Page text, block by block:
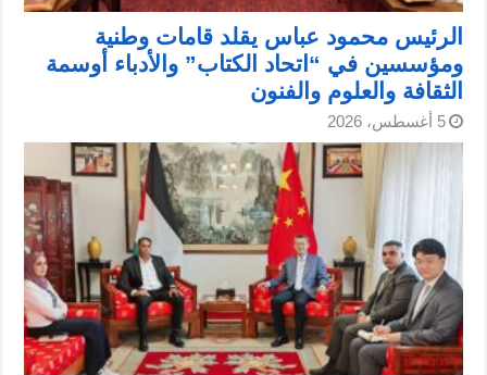
الرئيس محمود عباس يقلد قامات وطنية
ومؤسسين في “اتحاد الكتاب” والأدباء أوسمة
الثقافة والعلوم والفنون
5 أغسطس، 2026